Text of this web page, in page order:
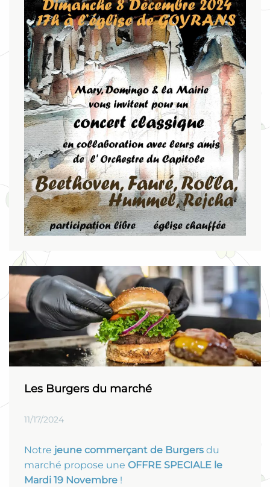
Les Burgers du marché
11/17/2024
Notre jeune commerçant de Burgers du
marché propose une OFFRE SPECIALE le
Mardi 19 Novembre !